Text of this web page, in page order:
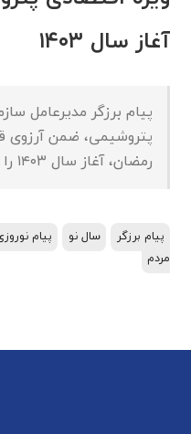
آغاز سال ۱۴۰۳
پیام برزگر مدیرعامل
پتروشیمی، ضمن آرزوی
رمضان، آغاز سال ۱۴۰۳ را تبریک گفت.
پیام برزگر سال نو پیام
مردم